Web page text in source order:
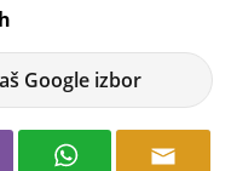
Google izbor